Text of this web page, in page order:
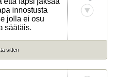
innostusta
jolla ei osu
säätäis.
sitten